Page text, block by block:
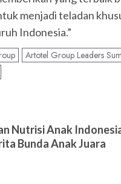
menjadi teladan
Indonesia.”
Artotel Group Leaders
Nutrisi Anak
Bunda Anak Juara